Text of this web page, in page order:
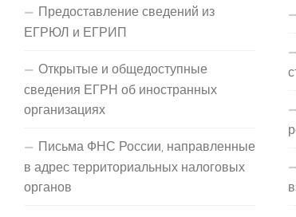
Предоставление сведений из
ЕГРЮЛ и ЕГРИП
Открытые и общедоступные
сведения ЕГРН об иностранных
организациях
Письма ФНС России, направленные
в адрес территориальных налоговых
органов